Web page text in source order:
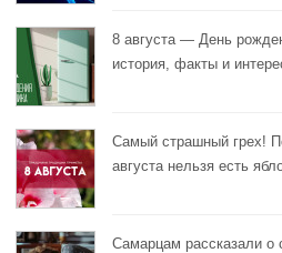
8 августа — День
история, факты и
Самый страшный грех!
августа нельзя есть
Самарцам рассказали о